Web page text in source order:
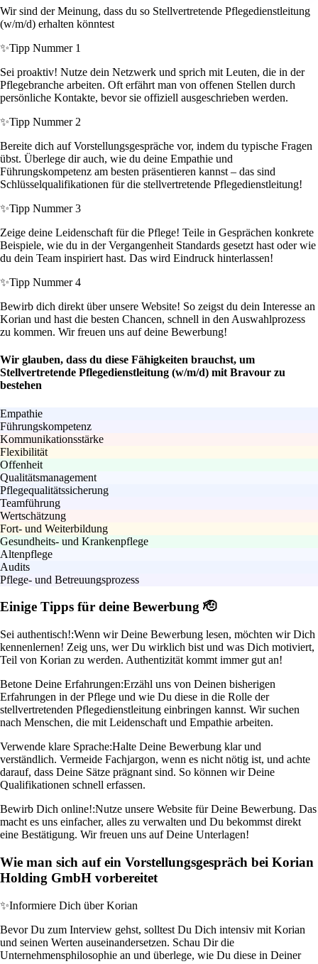
Wir sind der Meinung, dass du so Stellvertretende Pflegedienstleitung
(w/m/d) erhalten könntest
✨Tipp Nummer 1
Sei proaktiv! Nutze dein Netzwerk und sprich mit Leuten, die in der
Pflegebranche arbeiten. Oft erfährt man von offenen Stellen durch
persönliche Kontakte, bevor sie offiziell ausgeschrieben werden.
✨Tipp Nummer 2
Bereite dich auf Vorstellungsgespräche vor, indem du typische Fragen
übst. Überlege dir auch, wie du deine Empathie und
Führungskompetenz am besten präsentieren kannst – das sind
Schlüsselqualifikationen für die stellvertretende Pflegedienstleitung!
✨Tipp Nummer 3
Zeige deine Leidenschaft für die Pflege! Teile in Gesprächen konkrete
Beispiele, wie du in der Vergangenheit Standards gesetzt hast oder wie
du dein Team inspiriert hast. Das wird Eindruck hinterlassen!
✨Tipp Nummer 4
Bewirb dich direkt über unsere Website! So zeigst du dein Interesse an
Korian und hast die besten Chancen, schnell in den Auswahlprozess
zu kommen. Wir freuen uns auf deine Bewerbung!
Wir glauben, dass du diese Fähigkeiten brauchst, um
Stellvertretende Pflegedienstleitung (w/m/d) mit Bravour zu
bestehen
Empathie
Führungskompetenz
Kommunikationsstärke
Flexibilität
Offenheit
Qualitätsmanagement
Pflegequalitätssicherung
Teamführung
Wertschätzung
Fort- und Weiterbildung
Gesundheits- und Krankenpflege
Altenpflege
Audits
Pflege- und Betreuungsprozess
Einige Tipps für deine Bewerbung 🫡
Sei authentisch!:Wenn wir Deine Bewerbung lesen, möchten wir Dich
kennenlernen! Zeig uns, wer Du wirklich bist und was Dich motiviert,
Teil von Korian zu werden. Authentizität kommt immer gut an!
Betone Deine Erfahrungen:Erzähl uns von Deinen bisherigen
Erfahrungen in der Pflege und wie Du diese in die Rolle der
stellvertretenden Pflegedienstleitung einbringen kannst. Wir suchen
nach Menschen, die mit Leidenschaft und Empathie arbeiten.
Verwende klare Sprache:Halte Deine Bewerbung klar und
verständlich. Vermeide Fachjargon, wenn es nicht nötig ist, und achte
darauf, dass Deine Sätze prägnant sind. So können wir Deine
Qualifikationen schnell erfassen.
Bewirb Dich online!:Nutze unsere Website für Deine Bewerbung. Das
macht es uns einfacher, alles zu verwalten und Du bekommst direkt
eine Bestätigung. Wir freuen uns auf Deine Unterlagen!
Wie man sich auf ein Vorstellungsgespräch bei Korian
Holding GmbH vorbereitet
✨Informiere Dich über Korian
Bevor Du zum Interview gehst, solltest Du Dich intensiv mit Korian
und seinen Werten auseinandersetzen. Schau Dir die
Unternehmensphilosophie an und überlege, wie Du diese in Deiner